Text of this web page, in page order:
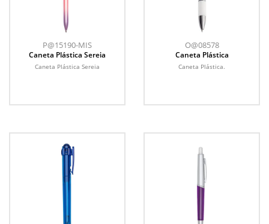
P@15190-MIS
Caneta Plástica Sereia
Caneta Plástica Sereia
O@08578
Caneta Plástica
Caneta Plástica.